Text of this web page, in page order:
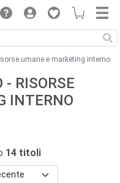
umane e marketing interno
RISORSE
INTERNO
14 titoli